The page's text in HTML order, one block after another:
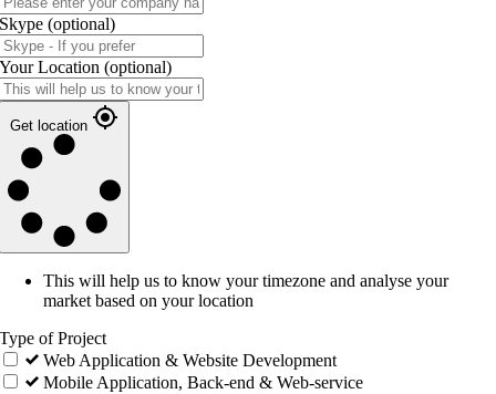
Skype (optional)
Your Location (optional)
Get location
This will help us to know your timezone and analyse your
market based on your location
Type of Project
Web Application & Website Development
Mobile Application, Back-end & Web-service